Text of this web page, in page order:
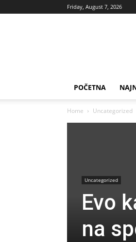
Friday, August 7, 2026
POČETNA
Home Uncategorized
Uncategorized
Evo
na